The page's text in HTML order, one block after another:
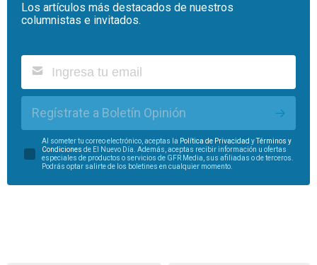
Los artículos más destacados de nuestros
columnistas e invitados.
Regístrate a Boletín Opinión
Al someter tu correo electrónico, aceptas la Política de Privacidad yTérminos y
Condiciones de El Nuevo Día. Además, aceptas recibir información u ofertas
especiales de productos o servicios de GFR Media, sus afiliadas o de terceros.
Podrás optar salirte de los boletines en cualquier momento.